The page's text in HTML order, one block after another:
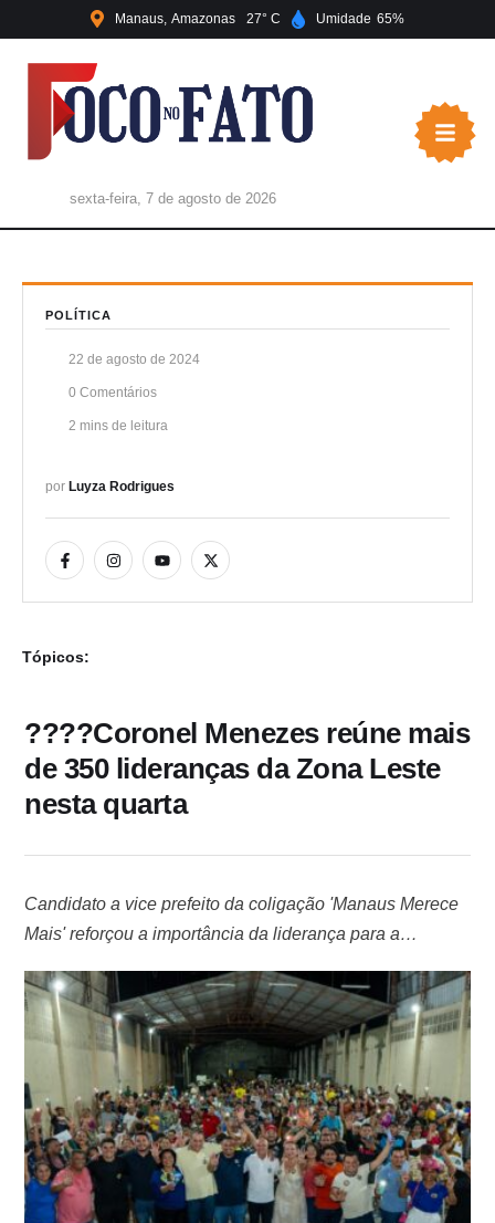
Manaus Amazonas 27 Umidade 65
sexta-feira, 7 de agosto de 2026
POLÍTICA
22 de agosto de 2024
0 Comentários
2 mins de leitura
por Luyza Rodrigues
Tópicos:
????Coronel Menezes reúne mais
de 350 lideranças da Zona Leste
nesta quarta
Candidato a vice prefeito da coligação 'Manaus Merece
Mais' reforçou a importância da liderança para a
lideranças da Zona Leste de Manaus, o candidato a vice
da coligação 'Manaus Merece Mais', Coronel Menezes
(Progressistas), comandou uma reunião com mais de
350 pessoas, na noite desta quarta-feira …